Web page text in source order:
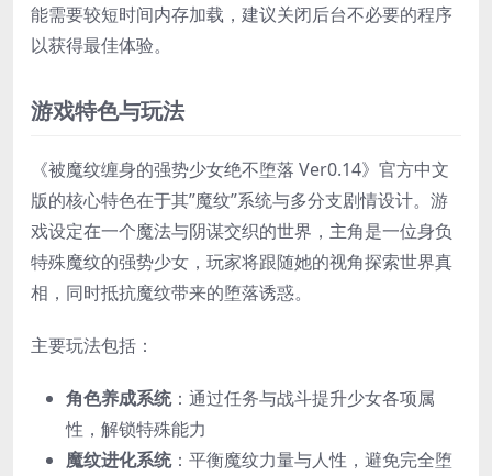
能需要较短时间内存加载，建议关闭后台不必要的程序
以获得最佳体验。
游戏特色与玩法
《被魔纹缠身的强势少女绝不堕落 Ver0.14》官方中文
版的核心特色在于其”魔纹”系统与多分支剧情设计。游
戏设定在一个魔法与阴谋交织的世界，主角是一位身负
特殊魔纹的强势少女，玩家将跟随她的视角探索世界真
相，同时抵抗魔纹带来的堕落诱惑。
主要玩法包括：
​角色养成系统​​：通过任务与战斗提升少女各项属
性，解锁特殊能力
​魔纹进化系统​​：平衡魔纹力量与人性，避免完全堕